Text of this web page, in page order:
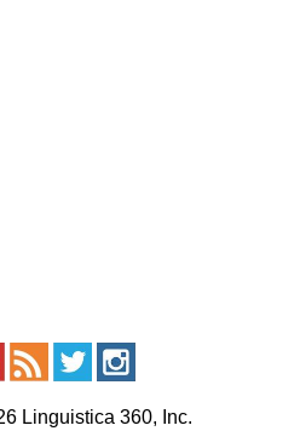
Linguistica 360, Inc.